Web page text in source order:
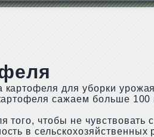
для уборки
сажаем больше 100
того, чтобы не чувствовать
в сельскохозяйственных